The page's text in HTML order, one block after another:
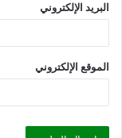
البريد الإلكتروني
الموقع الإلكتروني